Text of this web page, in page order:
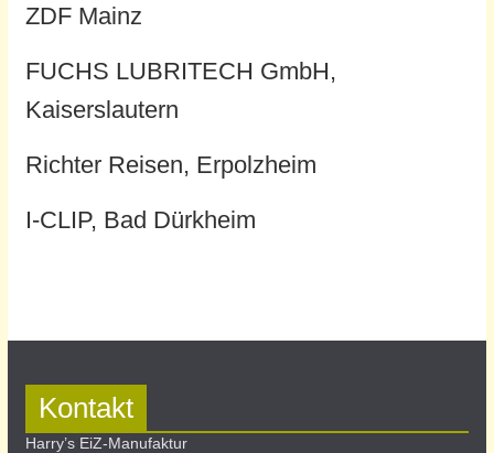
ZDF Mainz
FUCHS LUBRITECH GmbH,
Kaiserslautern
Richter Reisen, Erpolzheim
I-CLIP, Bad Dürkheim
Kontakt
Harry’s EiZ-Manufaktur